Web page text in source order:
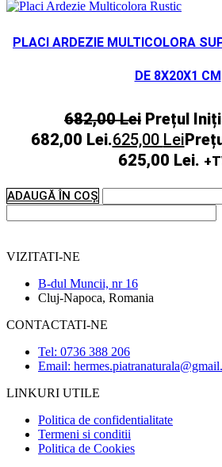
PLACI ARDEZIE MULTICOLORA
DE 8X20X1 CM
682,00Lei Prețul
682,00 Lei.625,00 Lei
625,00 Lei.
ADAUGĂ ÎN COȘ
VIZITATI-NE
B-dul Muncii, nr 16
Cluj-Napoca, Romania
CONTACTATI-NE
Tel: 0736 388 206
Email:
LINKURI UTILE
Politica de confidentialitate
Termeni si conditii
Politica de Cookies